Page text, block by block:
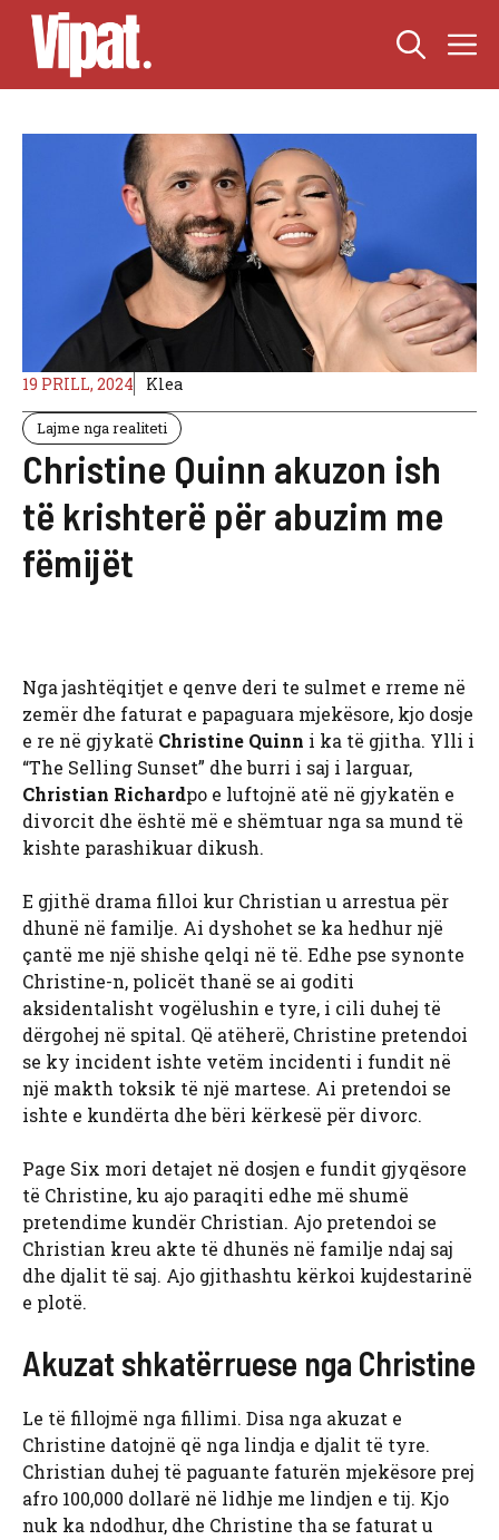
Skip
content
19 PRILL, 2024 Klea
Lajme nga realiteti
Christine Quinn akuzon ish
të krishterë për abuzim me
fëmijët
Nga jashtëqitjet e qenve deri te sulmet e rreme në
zemër dhe faturat e papaguara mjekësore, kjo dosje
e re në gjykatë Christine Quinn i ka të gjitha. Ylli i
“The Selling Sunset” dhe burri i saj i larguar,
Christian Richardpo e luftojnë atë në gjykatën e
divorcit dhe është më e shëmtuar nga sa mund të
kishte parashikuar dikush.
E gjithë drama filloi kur Christian u arrestua për
dhunë në familje. Ai dyshohet se ka hedhur një
çantë me një shishe qelqi në të. Edhe pse synonte
Christine-n, policët thanë se ai goditi
aksidentalisht vogëlushin e tyre, i cili duhej të
dërgohej në spital. Që atëherë, Christine pretendoi
se ky incident ishte vetëm incidenti i fundit në
një makth toksik të një martese. Ai pretendoi se
ishte e kundërta dhe bëri kërkesë për divorc.
Page Six mori detajet në dosjen e fundit gjyqësore
të Christine, ku ajo paraqiti edhe më shumë
pretendime kundër Christian. Ajo pretendoi se
Christian kreu akte të dhunës në familje ndaj saj
dhe djalit të saj. Ajo gjithashtu kërkoi kujdestarinë
e plotë.
Akuzat shkatërruese nga Christine
Le të fillojmë nga fillimi. Disa nga akuzat e
Christine datojnë që nga lindja e djalit të tyre.
Christian duhej të paguante faturën mjekësore prej
afro 100,000 dollarë në lidhje me lindjen e tij. Kjo
nuk ka ndodhur, dhe Christine tha se faturat u